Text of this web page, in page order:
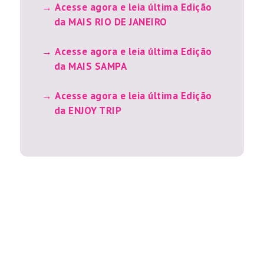
Acesse agora e leia última Edição
da MAIS RIO DE JANEIRO
Acesse agora e leia última Edição
da MAIS SAMPA
Acesse agora e leia última Edição
da ENJOY TRIP